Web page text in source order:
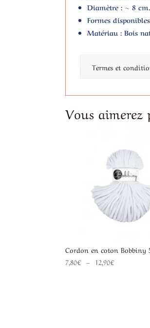
Diamètre : ~ 8 cm.
Formes
Matériau : Bois
Termes et
Vous
Cordon en coton Bobbiny
7,80€ – 12,90€Plage